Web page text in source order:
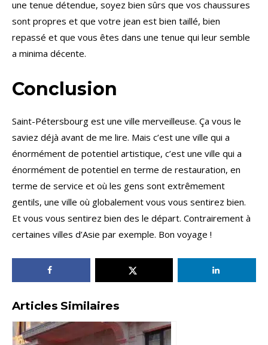
une tenue détendue, soyez bien sûrs que vos chaussures
sont propres et que votre jean est bien taillé, bien
repassé et que vous êtes dans une tenue qui leur semble
a minima décente.
Conclusion
Saint-Pétersbourg est une ville merveilleuse. Ça vous le
saviez déjà avant de me lire. Mais c’est une ville qui a
énormément de potentiel artistique, c’est une ville qui a
énormément de potentiel en terme de restauration, en
terme de service et où les gens sont extrêmement
gentils, une ville où globalement vous vous sentirez bien.
Et vous vous sentirez bien des le départ. Contrairement à
certaines villes d’Asie par exemple. Bon voyage !
Articles Similaires